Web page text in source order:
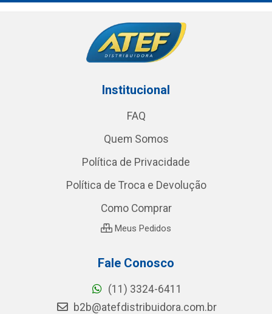
Institucional
FAQ
Quem Somos
Política de Privacidade
Política de Troca e Devolução
Como Comprar
Meus Pedidos
Fale Conosco
(11) 3324-6411
b2b@atefdistribuidora.com.br